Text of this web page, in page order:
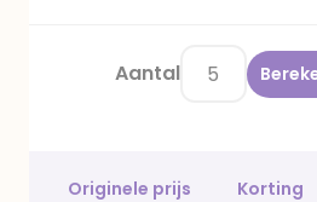
Aantal
Originele prijs Korting